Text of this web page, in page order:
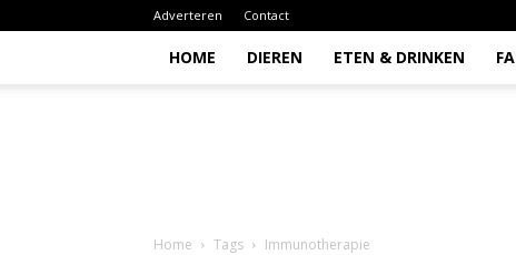
Adverteren Contact
HOME DIEREN ETEN & DRINKEN
Home Tags Immunotherapie